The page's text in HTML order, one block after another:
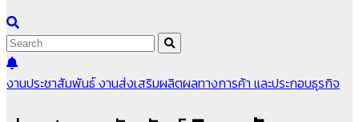
งานประชาสัมพันธ์งานส่งเสริมผลิตผลทางการค้า และประกอบธุรกิจ